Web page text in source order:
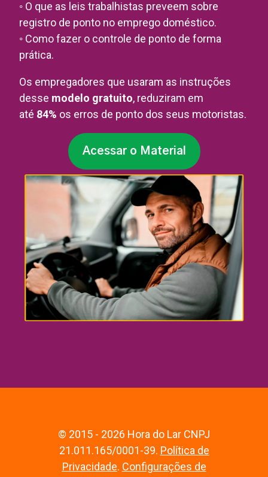
◦ O que as leis trabalhistas preveem sobre
registro de ponto no emprego doméstico.
◦ Como fazer o controle de ponto de forma
prática.
Os empregadores que usaram as instruções
desse modelo gratuito, reduziram em
até 84% os erros de ponto dos seus motoristas.
Acessar o Material
© 2015 - 2026 Hora do Lar CNPJ
21.011.165/0001-39. Política de
Privacidade. Configurações de